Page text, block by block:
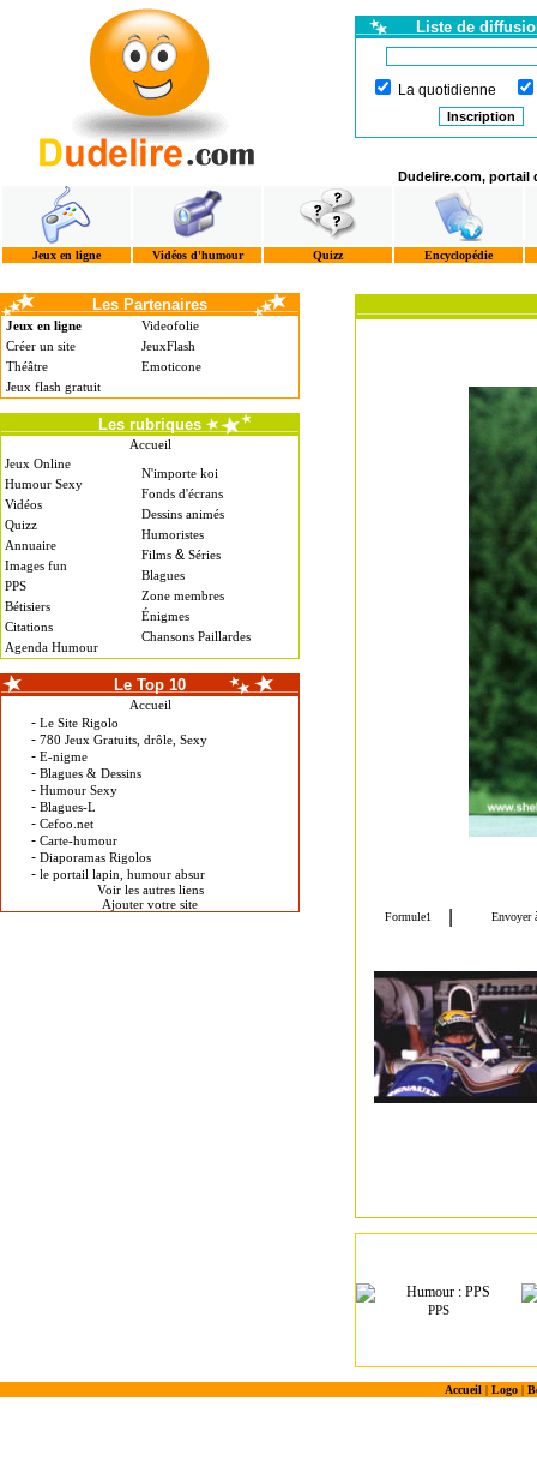
Liste de
La quotidienne
Dudelire.com, portail
Jeux en ligne Vidéos d'humour Quizz Encyclopédie
Les Partenaires
Jeux en ligne
Créer un site
Théâtre
Jeux flash gratuit
Videofolie
JeuxFlash
Emoticone
Les rubriques
Accueil
Jeux Online
Humour Sexy
Vidéos
Quizz
Annuaire
Images fun
PPS
Bétisiers
Citations
Agenda Humour
N'importe koi
Fonds d'écrans
Dessins animés
Humoristes
Films & Séries
Blagues
Zone membres
Énigmes
Chansons Paillardes
Le Top 10
Accueil
- Le Site Rigolo
- 780 Jeux Gratuits, drôle, Sexy
- E-nigme
- Blagues & Dessins
- Humour Sexy
- Blagues-L
- Cefoo.net
- Carte-humour
- Diaporamas Rigolos
- le portail lapin, humour absur
Voir les autres liens
Ajouter votre site
PPS
Accueil| Logo|